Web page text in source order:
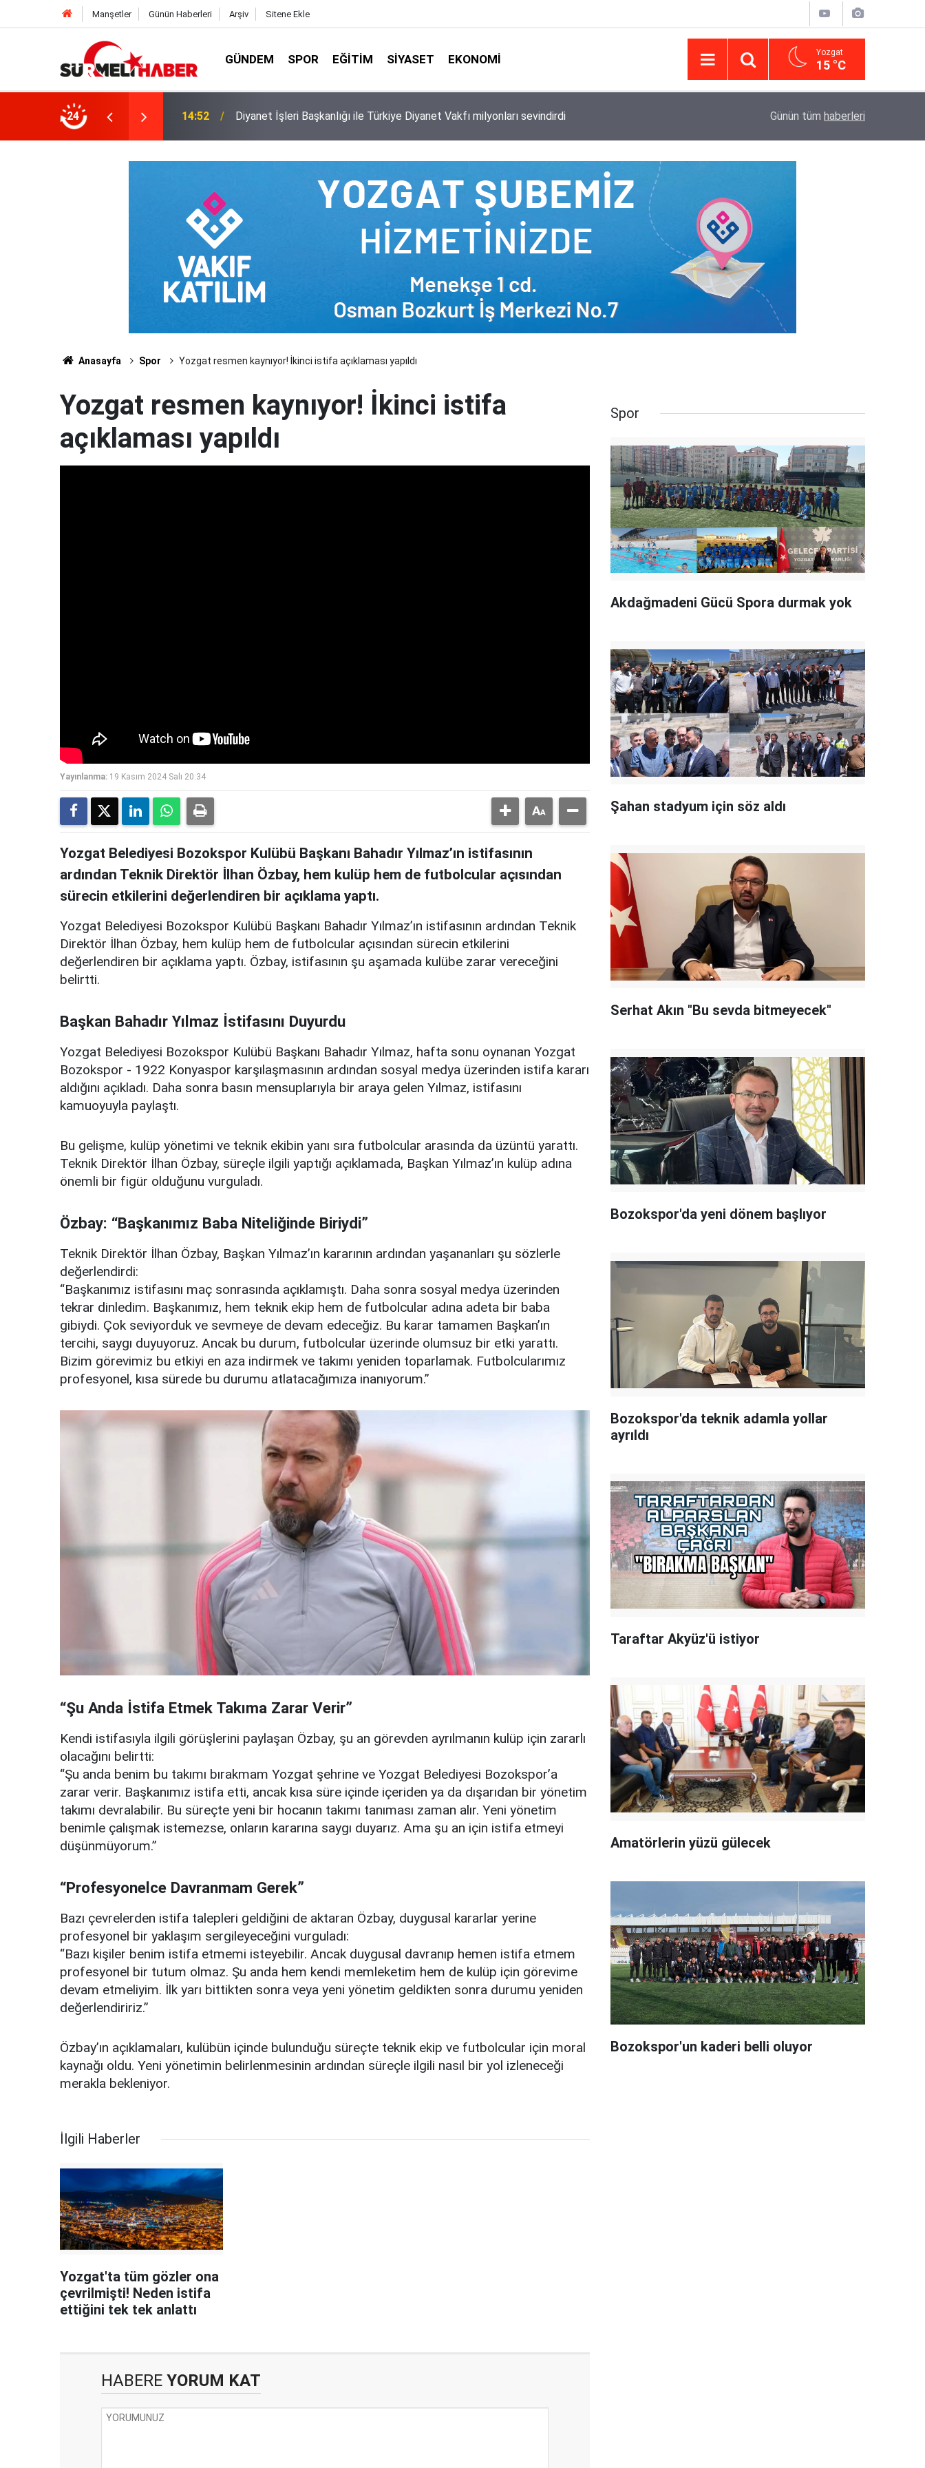
Manşetler Günün Haberleri Arşiv Sitene Ekle
GÜNDEM SPOR EĞITIM SIYASET EKONOMI Yozgat
15 °C
24
okurlarıyla buluştu 14:52 Diyanet İşleri Başkanlığı ile Türkiye Diyanet Vakfı milyonları sevindirdi Yargıtay’da iletişim hamlesi: Kurumsal
Günün tüm haberleri
Anasayfa Spor Yozgat resmen kaynıyor! İkinci istifa açıklaması yapıldı
Yozgat resmen kaynıyor! İkinci istifa
açıklaması yapıldı
Yayınlanma: 19 Kasım 2024 Salı 20:34
Yozgat Belediyesi Bozokspor Kulübü Başkanı Bahadır Yılmaz’ın istifasının
ardından Teknik Direktör İlhan Özbay, hem kulüp hem de futbolcular açısından
sürecin etkilerini değerlendiren bir açıklama yaptı.
Yozgat Belediyesi Bozokspor Kulübü Başkanı Bahadır Yılmaz’ın istifasının ardından Teknik
Direktör İlhan Özbay, hem kulüp hem de futbolcular açısından sürecin etkilerini
değerlendiren bir açıklama yaptı. Özbay, istifasının şu aşamada kulübe zarar vereceğini
belirtti.
Başkan Bahadır Yılmaz İstifasını Duyurdu
Yozgat Belediyesi Bozokspor Kulübü Başkanı Bahadır Yılmaz, hafta sonu oynanan Yozgat
Bozokspor - 1922 Konyaspor karşılaşmasının ardından sosyal medya üzerinden istifa kararı
aldığını açıkladı. Daha sonra basın mensuplarıyla bir araya gelen Yılmaz, istifasını
kamuoyuyla paylaştı.
Bu gelişme, kulüp yönetimi ve teknik ekibin yanı sıra futbolcular arasında da üzüntü yarattı.
Teknik Direktör İlhan Özbay, süreçle ilgili yaptığı açıklamada, Başkan Yılmaz’ın kulüp adına
önemli bir figür olduğunu vurguladı.
Özbay: “Başkanımız Baba Niteliğinde Biriydi”
Teknik Direktör İlhan Özbay, Başkan Yılmaz’ın kararının ardından yaşananları şu sözlerle
değerlendirdi:
“Başkanımız istifasını maç sonrasında açıklamıştı. Daha sonra sosyal medya üzerinden
tekrar dinledim. Başkanımız, hem teknik ekip hem de futbolcular adına adeta bir baba
gibiydi. Çok seviyorduk ve sevmeye de devam edeceğiz. Bu karar tamamen Başkan’ın
tercihi, saygı duyuyoruz. Ancak bu durum, futbolcular üzerinde olumsuz bir etki yarattı.
Bizim görevimiz bu etkiyi en aza indirmek ve takımı yeniden toparlamak. Futbolcularımız
profesyonel, kısa sürede bu durumu atlatacağımıza inanıyorum.”
“Şu Anda İstifa Etmek Takıma Zarar Verir”
Kendi istifasıyla ilgili görüşlerini paylaşan Özbay, şu an görevden ayrılmanın kulüp için zararlı
olacağını belirtti:
“Şu anda benim bu takımı bırakmam Yozgat şehrine ve Yozgat Belediyesi Bozokspor’a
zarar verir. Başkanımız istifa etti, ancak kısa süre içinde içeriden ya da dışarıdan bir yönetim
takımı devralabilir. Bu süreçte yeni bir hocanın takımı tanıması zaman alır. Yeni yönetim
benimle çalışmak istemezse, onların kararına saygı duyarız. Ama şu an için istifa etmeyi
düşünmüyorum.”
“Profesyonelce Davranmam Gerek”
Bazı çevrelerden istifa talepleri geldiğini de aktaran Özbay, duygusal kararlar yerine
profesyonel bir yaklaşım sergileyeceğini vurguladı:
“Bazı kişiler benim istifa etmemi isteyebilir. Ancak duygusal davranıp hemen istifa etmem
profesyonel bir tutum olmaz. Şu anda hem kendi memleketim hem de kulüp için görevime
devam etmeliyim. İlk yarı bittikten sonra veya yeni yönetim geldikten sonra durumu yeniden
değerlendiririz.”
Özbay’ın açıklamaları, kulübün içinde bulunduğu süreçte teknik ekip ve futbolcular için moral
kaynağı oldu. Yeni yönetimin belirlenmesinin ardından süreçle ilgili nasıl bir yol izleneceği
merakla bekleniyor.
İlgili Haberler
Yozgat'ta tüm gözler ona
çevrilmişti! Neden istifa
ettiğini tek tek anlattı
HABERE YORUM KAT
Spor
Akdağmadeni Gücü Spora durmak yok
Şahan stadyum için söz aldı
Serhat Akın "Bu sevda bitmeyecek"
Bozokspor'da yeni dönem başlıyor
Bozokspor'da teknik adamla yollar
ayrıldı
Taraftar Akyüz'ü istiyor
Amatörlerin yüzü gülecek
Bozokspor'un kaderi belli oluyor